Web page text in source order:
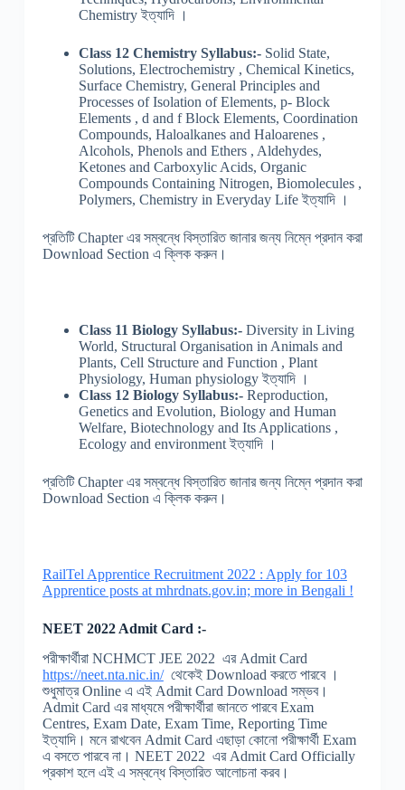
Chemistry ইত্যাদি ।
Class 12 Chemistry Syllabus:- Solid State,
Solutions, Electrochemistry , Chemical Kinetics,
Surface Chemistry, General Principles and
Processes of Isolation of Elements, p- Block
Elements , d and f Block Elements, Coordination
Compounds, Haloalkanes and Haloarenes ,
Alcohols, Phenols and Ethers , Aldehydes,
Ketones and Carboxylic Acids, Organic
Compounds Containing Nitrogen, Biomolecules ,
Polymers, Chemistry in Everyday Life ইত্যাদি ।
প্রতিটি Chapter এর সম্বন্ধে বিস্তারিত জানার জন্য নিম্নে প্রদান করা
Download Section এ ক্লিক করুন।
Class 11 Biology Syllabus:-Diversity in Living
World, Structural Organisation in Animals and
Plants, Cell Structure and Function , Plant
Physiology, Human physiology ইত্যাদি ।
Class 12 Biology Syllabus:- Reproduction,
Genetics and Evolution, Biology and Human
Welfare, Biotechnology and Its Applications ,
Ecology and environment ইত্যাদি ।
প্রতিটি Chapter এর সম্বন্ধে বিস্তারিত জানার জন্য নিম্নে প্রদান করা
Download Section এ ক্লিক করুন।
RailTel Apprentice Recruitment 2022 : Apply for 103
Apprentice posts at mhrdnats.gov.in; more in Bengali !
NEET 2022 Admit Card :-
পরীক্ষার্থীরা NCHMCT JEE 2022 এর Admit Card
https://neet.nta.nic.in/থেকেই Download করতে পারবে ।
শুধুমাত্র Online এ এই Admit Card Download সম্ভব।
Admit Card এর মাধ্যমে পরীক্ষার্থীরা জানতে পারবে Exam
Centres, Exam Date, Exam Time, Reporting Time
ইত্যাদি। মনে রাখবেন Admit Card এছাড়া কোনো পরীক্ষার্থী Exam
এ বসতে পারবে না। NEET 2022 এর Admit Card Officially
প্রকাশ হলে এই এ সম্বন্ধে বিস্তারিত আলোচনা করব।